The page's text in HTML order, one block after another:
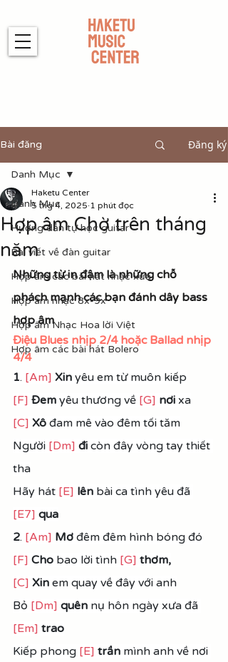
Bài đăng Đăng ký
Danh Mục
Hướng dẫn tự học guitar
Bài viết về đàn guitar
Hợp âm các bài hát nhạc xưa
Hợp âm nhạc 8x-9x
Hợp âm Nhạc Hoa lời Việt
Hợp âm các bài hát Bolero
Danh Mục
Hợp âm Chờ trên tháng
năm
Haketu Center
5 thg 4, 2025 1 phút đọc
Những từ in đậm là những chỗ
phách mạnh các bạn đánh dây bass
hợp âm
Điệu Blues nhịp 2/4 hoặc Ballad nhịp
4/4
1. [Am] Xin yêu em từ muôn kiếp
[F] Đem yêu thương về [G] nơi xa
[C] Xô đam mê vào đêm tối tăm
Người [Dm] đi còn đây vòng tay thiết
tha
Hãy hát [E] lên bài ca tình yêu đã
[E7] qua
2. [Am] Mơ đêm đêm hình bóng đó
[F] Cho bao lời tình [G] thơm,
[C] Xin em quay về đây với anh
Bỏ [Dm] quên nụ hôn ngày xưa đã
[Em] trao
Kiếp phong [E] trần mình anh về nơi